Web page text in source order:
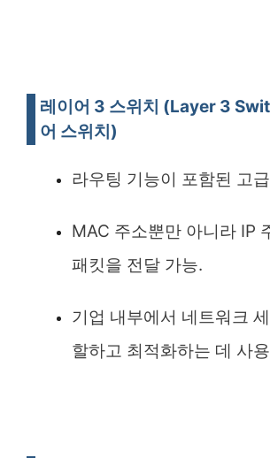
레이어 3 스위치 (Layer 3
어 스위치)
라우팅 기능이 포함된 고
MAC 주소뿐만 아니라 IP
패킷을 전달 가능.
기업 내부에서 네트워크
할하고 최적화하는 데 사